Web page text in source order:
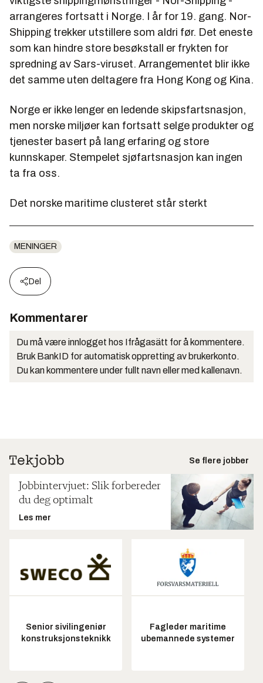
arrangeres fortsatt i Norge. I år for 19. gang. Nor-
Shipping trekker utstillere som aldri før. Det eneste
som kan hindre store besøkstall er frykten for
spredning av Sars-viruset. Arrangementet blir ikke
det samme uten deltagere fra Hong Kong og Kina.
Norge er ikke lenger en ledende skipsfartsnasjon,
men norske miljøer kan fortsatt selge produkter og
tjenester basert på lang erfaring og store
kunnskaper. Stempelet sjøfartsnasjon kan ingen
ta fra oss.
Det norske maritime clusteret står sterkt
MENINGER
Del
Kommentarer
Du må være innlogget hos Ifrågasätt for å kommentere.
Bruk BankID for automatisk oppretting av brukerkonto.
Du kan kommentere under fullt navn eller med kallenavn.
Se flere jobber
Jobbintervjuet: Slik forbereder
du deg optimalt
Les mer
Senior sivilingeniør
konstruksjonsteknikk
Fagleder maritime
ubemannede systemer